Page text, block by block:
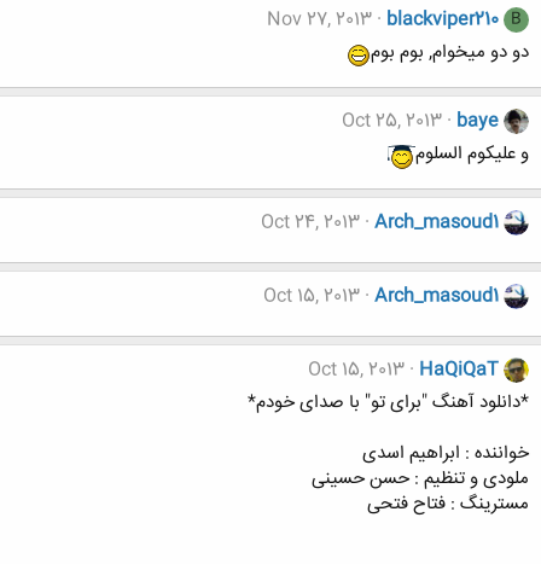
B
blackviper210
Nov 27, 2013
دو دو میخوام, بوم بوم
baye
Oct 25, 2013
و علیکوم السلوم
Arch_masoud1
Oct 24, 2013
Arch_masoud1
Oct 15, 2013
HaQiQaT
Oct 15, 2013
*دانلود آهنگ "برای تو" با صدای خودم*
خواننده : ابراهیم اسدی
ملودی و تنظیم : حسن حسینی
مسترینگ : فتاح فتحی